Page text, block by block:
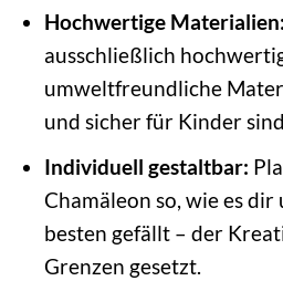
Hochwertige Materialien:
ausschließlich
umweltfreundliche
und sicher für Kinder
Individuell gestaltbar:
Chamäleon so, wie es
besten gefällt – der
Grenzen gesetzt.